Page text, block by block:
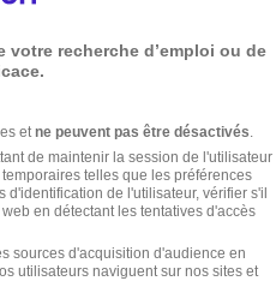
recherche d’emploi ou de
et ne peuvent pas être désactivés
de maintenir la session de l'utilisateur
telles que les préférences
d'identification de l'utilisateur, vérifier s'il
en détectant les tentatives d'accès
sources d'acquisition d'audience en
utilisateurs naviguent sur nos sites et